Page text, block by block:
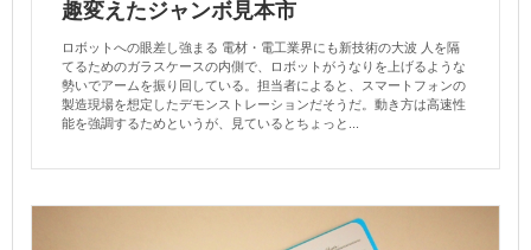
趣変えたジャンボ見本市
ロボットへの眼差し強まる 電材・電工業界にも新技術の大波 人を隔
てるためのガラスケースの内側で、ロボットがうなりを上げるような
勢いでアームを振り回している。担当者によると、スマートフォンの
製造現場を想定したデモンストレーションだそうだ。動き方は高速性
能を強調するためというが、見ているとちょっと...